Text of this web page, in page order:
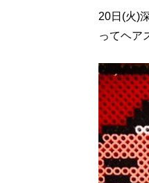
20日(火)
ってヘア